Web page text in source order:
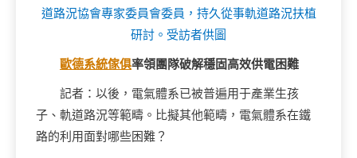
道路況協會專家委員會委員，持久從事軌道路況扶植
研討。受訪者供圖
歐德系統傢俱率領團隊破解穩固高效供電困難
記者：以後，電氣體系已被普遍用于產業生孩
子、軌道路況等範疇。比擬其他範疇，電氣體系在鐵
路的利用面對哪些困難？